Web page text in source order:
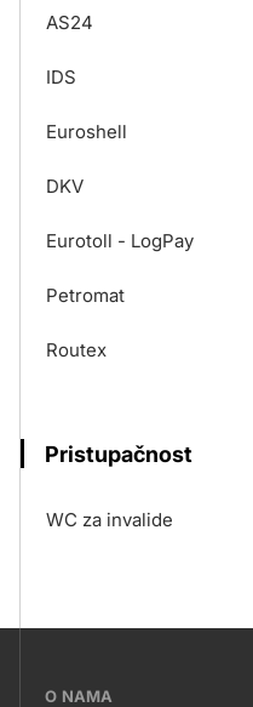
AS24
IDS
Euroshell
DKV
Eurotoll - LogPay
Petromat
Routex
Pristupačnost
WC za invalide
???O NAMA